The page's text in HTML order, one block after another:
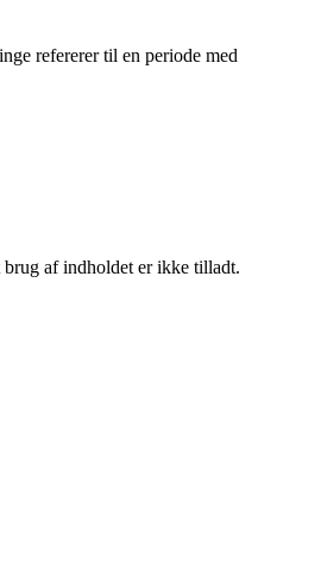
refererer til en periode med
af indholdet er ikke tilladt.